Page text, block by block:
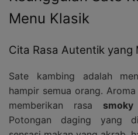
Menu Klasik
Cita Rasa Autentik yang
Sate kambing adalah
hampir semua orang.
memberikan rasa smoky
Potongan daging yang